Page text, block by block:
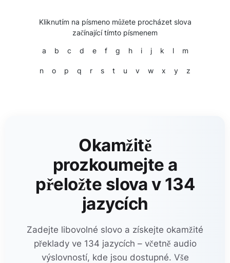
Kliknutím na písmeno můžete procházet slova
začínající tímto písmenem
a b c d e f g h i j k l m
n o p q r s t u v w x y z
Okamžitě
prozkoumejte a
přeložte slova v 134
jazycích
Zadejte libovolné slovo a získejte okamžité
překlady ve 134 jazycích – včetně audio
výslovností, kde jsou dostupné. Vše